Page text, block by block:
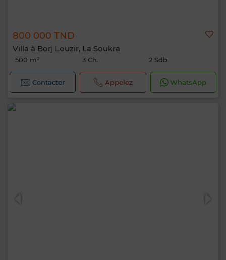
800 000 TND
Villa à Borj Louzir, La Soukra
500 m² 3 Ch. 2 Sdb.
Contacter Appelez WhatsApp